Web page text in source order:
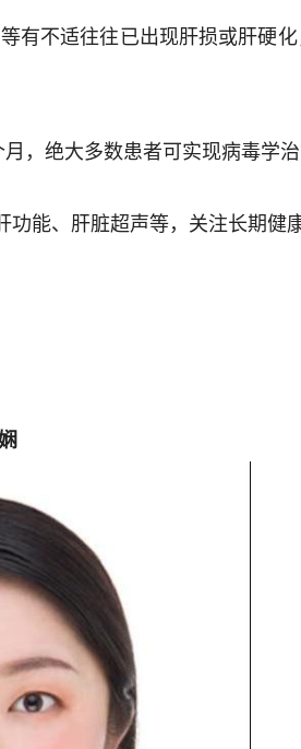
不适往往已出现肝损或肝硬化
绝大多数患者可实现病毒学治
、肝脏超声等，关注长期健康